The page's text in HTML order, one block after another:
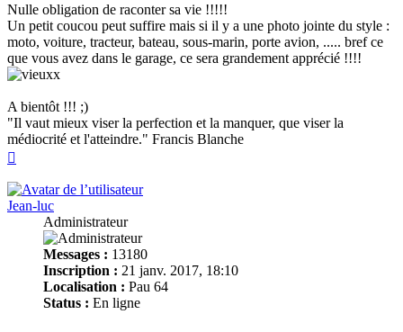
Nulle obligation de raconter sa vie !!!!!
Un petit coucou peut suffire mais si il y a une photo jointe du style :
moto, voiture, tracteur, bateau, sous-marin, porte avion, ..... bref ce
que vous avez dans le garage, ce sera grandement apprécié !!!!
A bientôt !!! ;)
"Il vaut mieux viser la perfection et la manquer, que viser la
médiocrité et l'atteindre." Francis Blanche
Jean-luc
Administrateur
Messages : 13180
Inscription : 21 janv. 2017, 18:10
Localisation : Pau 64
Status : En ligne